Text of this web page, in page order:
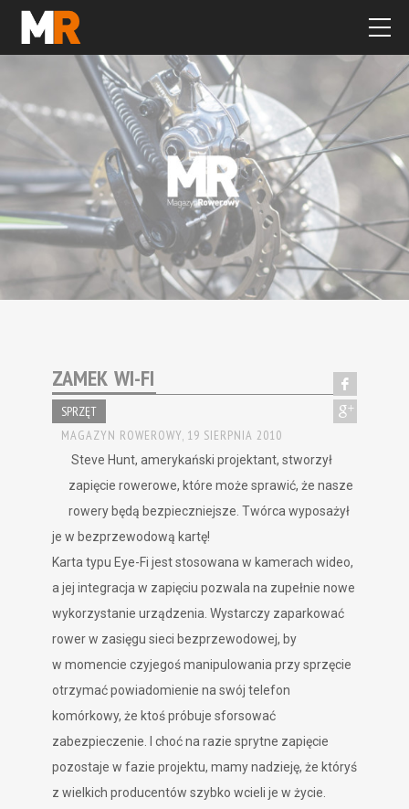
ZAMEK WI-FI
SPRZĘT
MAGAZYN ROWEROWY, 19 SIERPNIA 2010
Steve Hunt, amerykański projektant, stworzył
zapięcie rowerowe, które może sprawić, że nasze
rowery będą bezpieczniejsze. Twórca wyposażył
je w bezprzewodową kartę!
Karta typu Eye-Fi jest stosowana w kamerach wideo,
a jej integracja w zapięciu pozwala na zupełnie nowe
wykorzystanie urządzenia. Wystarczy zaparkować
rower w zasięgu sieci bezprzewodowej, by
w momencie czyjegoś manipulowania przy sprzęcie
otrzymać powiadomienie na swój telefon
komórkowy, że ktoś próbuje sforsować
zabezpieczenie. I choć na razie sprytne zapięcie
pozostaje w fazie projektu, mamy nadzieję, że któryś
z wielkich producentów szybko wcieli je w życie.